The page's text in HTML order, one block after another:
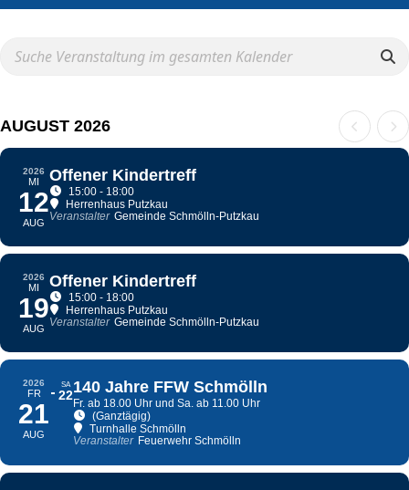
AUGUST 2026
2026
MI
12
AUG
Offener Kindertreff
15:00 - 18:00
Herrenhaus Putzkau
Veranstalter Gemeinde Schmölln-Putzkau
2026
MI
19
AUG
Offener Kindertreff
15:00 - 18:00
Herrenhaus Putzkau
Veranstalter Gemeinde Schmölln-Putzkau
2026
FR
21
AUG
SA
22140 Jahre FFW Schmölln
Fr. ab 18.00 Uhr und Sa. ab 11.00 Uhr
(Ganztägig)
Turnhalle Schmölln
Veranstalter Feuerwehr Schmölln